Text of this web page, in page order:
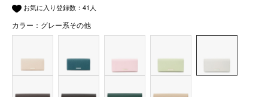
お気に入り登録数： 41 人
カラー：グレー系その他